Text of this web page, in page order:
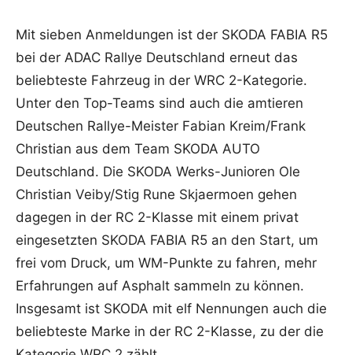
Mit sieben Anmeldungen ist der SKODA FABIA R5
bei der ADAC Rallye Deutschland erneut das
beliebteste Fahrzeug in der WRC 2-Kategorie.
Unter den Top-Teams sind auch die amtieren
Deutschen Rallye-Meister Fabian Kreim/Frank
Christian aus dem Team SKODA AUTO
Deutschland. Die SKODA Werks-Junioren Ole
Christian Veiby/Stig Rune Skjaermoen gehen
dagegen in der RC 2-Klasse mit einem privat
eingesetzten SKODA FABIA R5 an den Start, um
frei vom Druck, um WM-Punkte zu fahren, mehr
Erfahrungen auf Asphalt sammeln zu können.
Insgesamt ist SKODA mit elf Nennungen auch die
beliebteste Marke in der RC 2-Klasse, zu der die